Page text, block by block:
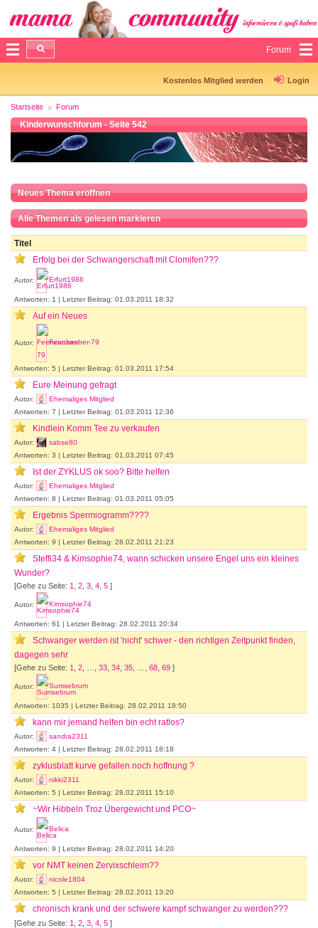
Forum
Kostenlos Mitglied werden Login
Startseite Forum
Kinderwunschforum - Seite 542
Neues Thema eröffnen
Alle Themen als gelesen markieren
Titel
Erfolg bei der Schwangerschaft mit Clomifen???
Autor: Erfurt1986
Antworten: 1 | Letzter Beitrag: 01.03.2011 18:32
Auf ein Neues
Autor: Feenzauber-79
Antworten: 5 | Letzter Beitrag: 01.03.2011 17:54
Eure Meinung gefragt
Autor:
Ehemaliges Mitglied
Antworten: 7 | Letzter Beitrag: 01.03.2011 12:36
Kindlein Komm Tee zu verkaufen
Autor:
sabse80
Antworten: 3 | Letzter Beitrag: 01.03.2011 07:45
Ist der ZYKLUS ok soo? Bitte helfen
Autor:
Ehemaliges Mitglied
Antworten: 8 | Letzter Beitrag: 01.03.2011 05:05
Ergebnis Spermiogramm????
Autor:
Ehemaliges Mitglied
Antworten: 9 | Letzter Beitrag: 28.02.2011 21:23
Steffi34 & Kimsophie74, wann schicken unsere Engel uns ein kleines
Wunder?
[Gehe zu Seite: 1 2 3 4 5 ]
Autor: Kimsophie74
Antworten: 61 | Letzter Beitrag: 28.02.2011 20:34
Schwanger werden ist 'nicht' schwer - den richtigen Zeitpunkt finden,
dagegen sehr
[Gehe zu Seite: 1 2 33 34 35 68 69 ]
Autor: Sumsebrum
Antworten: 1035 | Letzter Beitrag: 28.02.2011 18:50
kann mir jemand helfen bin echt ratlos?
Autor:
sandra2311
Antworten: 4 | Letzter Beitrag: 28.02.2011 18:18
zyklusblatt kurve gefallen noch hoffnung ?
Autor:
nikki2311
Antworten: 5 | Letzter Beitrag: 28.02.2011 15:10
~Wir Hibbeln Troz Übergewicht und PCO~
Autor: Belica
Antworten: 9 | Letzter Beitrag: 28.02.2011 14:20
vor NMT keinen Zervixschleim??
Autor:
nicole1804
Antworten: 5 | Letzter Beitrag: 28.02.2011 13:20
chronisch krank und der schwere kampf schwanger zu werden???
[Gehe zu Seite: 1 2 3 4 5 ]